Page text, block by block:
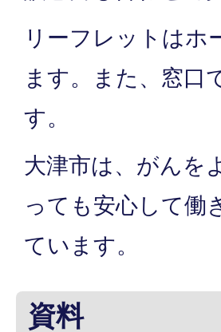
リーフレットはホ
ます。また、窓口
す。
大津市は、がんを
っても安心して働
ています。
資料